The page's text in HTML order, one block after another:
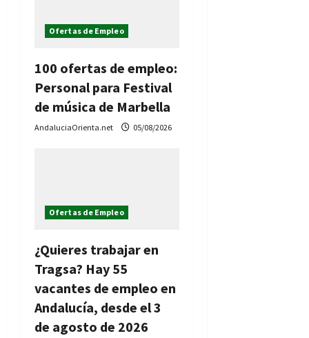
n
d
e
e
a
d
a
s
Ofertas de Empleo
100 ofertas de empleo:
Personal para Festival
de música de Marbella
AndaluciaOrienta.net 05/08/2026
Ofertas de Empleo
¿Quieres trabajar en
Tragsa? Hay 55
vacantes de empleo en
Andalucía, desde el 3
de agosto de 2026